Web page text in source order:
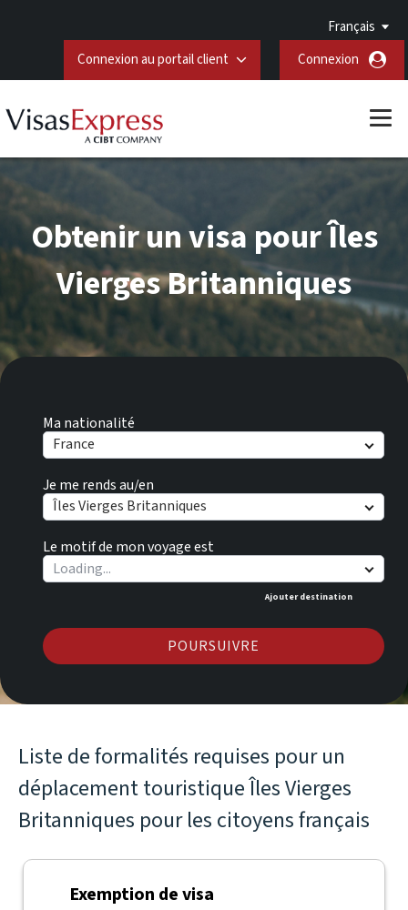
Français
Connexion au portail client
Connexion
Ma nationalité
France
Je me rends au/en
Îles Vierges Britanniques
Le motif de mon voyage est
Ajouter destination
POURSUIVRE
Obtenir un visa pour Îles
Vierges Britanniques
Liste de formalités requises pour un
déplacement touristique Îles Vierges
Britanniques pour les citoyens français
Exemption de visa